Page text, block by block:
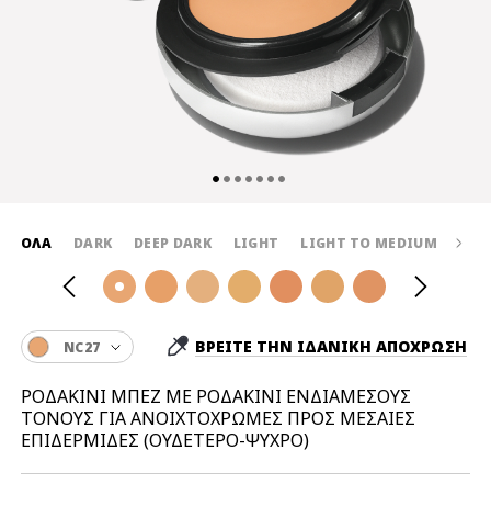
ΌΛΑ DARK DEEP DARK LIGHT LIGHT TO MEDIUM
NC27 ΒΡΕΙΤΕ ΤΗΝ ΙΔΑΝΙΚΗ ΑΠΟΧΡΩΣΗ
ΡΟΔΑΚΙΝΙ ΜΠΕΖ ΜΕ ΡΟΔΑΚΙΝΙ ΕΝΔΙΑΜΕΣΟΥΣ
ΤΟΝΟΥΣ ΓΙΑ ΑΝΟΙΧΤΟΧΡΩΜΕΣ ΠΡΟΣ ΜΕΣΑΙΕΣ
ΕΠΙΔΕΡΜΙΔΕΣ (ΟΥΔΕΤΕΡΟ-ΨΥΧΡΟ)